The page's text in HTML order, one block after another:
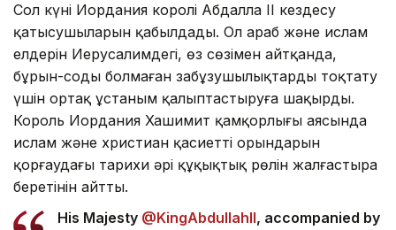
Сол күні Иордания королі Абдалла II кездесу
қатысушыларын қабылдады. Ол араб және ислам
елдерін Иерусалимдегі, өз сөзімен айтқанда,
бұрын-соңды болмаған заңбұзушылықтарды тоқтату
үшін ортақ ұстаным қалыптастыруға шақырды.
Король Иордания Хашимит қамқорлығы аясында
ислам және христиан қасиетті орындарын
қорғаудағы тарихи әрі құқықтық рөлін жалғастыра
беретінін айтты.
His Majesty @KingAbdullahII, accompanied by